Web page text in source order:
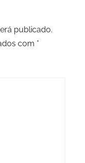
publicado.
com *